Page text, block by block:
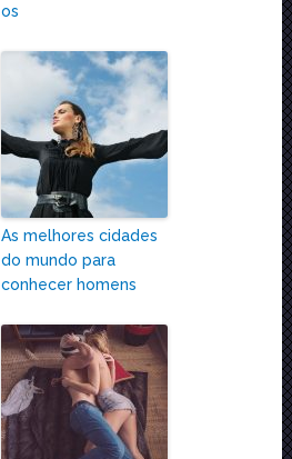
os
As melhores cidades
do mundo para
conhecer homens